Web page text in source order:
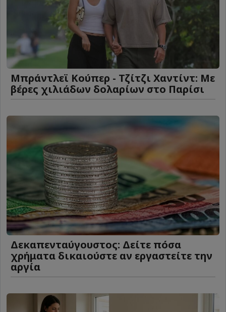
Μπράντλεϊ Κούπερ - Τζίτζι Χαντίντ: Με
βέρες χιλιάδων δολαρίων στο Παρίσι
Δεκαπενταύγουστος: Δείτε πόσα
χρήματα δικαιούστε αν εργαστείτε την
αργία